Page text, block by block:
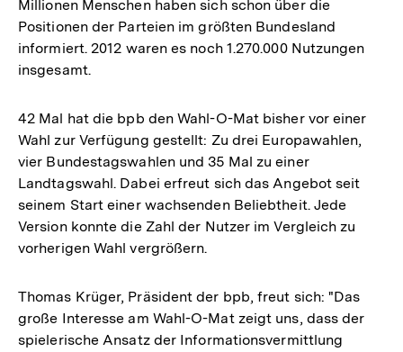
Millionen Menschen haben sich schon über die
Positionen der Parteien im größten Bundesland
informiert. 2012 waren es noch 1.270.000 Nutzungen
insgesamt.
42 Mal hat die bpb den Wahl-O-Mat bisher vor einer
Wahl zur Verfügung gestellt: Zu drei Europawahlen,
vier Bundestagswahlen und 35 Mal zu einer
Landtagswahl. Dabei erfreut sich das Angebot seit
seinem Start einer wachsenden Beliebtheit. Jede
Version konnte die Zahl der Nutzer im Vergleich zu
vorherigen Wahl vergrößern.
Thomas Krüger, Präsident der bpb, freut sich: "Das
große Interesse am Wahl-O-Mat zeigt uns, dass der
spielerische Ansatz der Informationsvermittlung